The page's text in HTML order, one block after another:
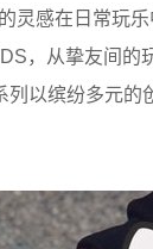
灵感在日常玩
，从挚友间的
以缤纷多元